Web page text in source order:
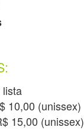
lista
10,00 (unissex)
15,00 (unissex)